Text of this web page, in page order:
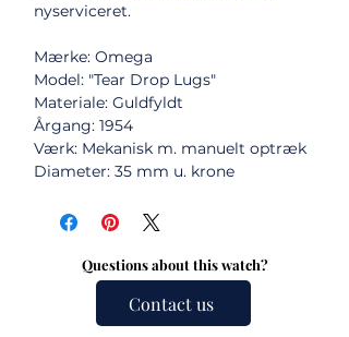
nyserviceret.
Mærke: Omega
Model: "Tear Drop Lugs"
Materiale: Guldfyldt
Årgang: 1954
Værk: Mekanisk m. manuelt optræk
Diameter: 35 mm u. krone
Questions about this watch?
Contact us